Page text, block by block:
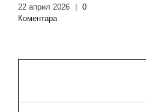
22 април 2026
0
Коментара